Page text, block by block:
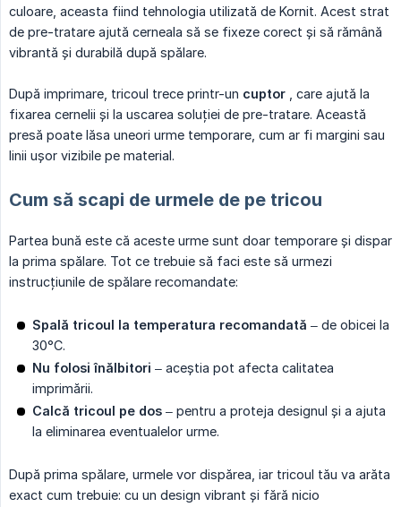
culoare, aceasta fiind tehnologia utilizată de Kornit. Acest strat
de pre-tratare ajută cerneala să se fixeze corect și să rămână
vibrantă și durabilă după spălare.
După imprimare, tricoul trece printr-un cuptor , care ajută la
fixarea cernelii și la uscarea soluției de pre-tratare. Această
presă poate lăsa uneori urme temporare, cum ar fi margini sau
linii ușor vizibile pe material.
Cum să scapi de urmele de pe tricou
Partea bună este că aceste urme sunt doar temporare și dispar
la prima spălare. Tot ce trebuie să faci este să urmezi
instrucțiunile de spălare recomandate:
Spală tricoul la temperatura recomandată – de obicei la
30°C.
Nu folosi înălbitori – aceștia pot afecta calitatea
imprimării.
Calcă tricoul pe dos – pentru a proteja designul și a ajuta
la eliminarea eventualelor urme.
După prima spălare, urmele vor dispărea, iar tricoul tău va arăta
exact cum trebuie: cu un design vibrant și fără nicio